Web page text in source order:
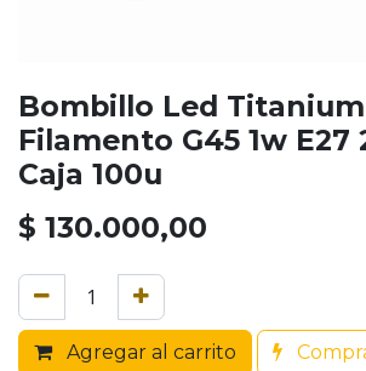
Bombillo Led Titanium
Filamento G45 1w E27
Caja 100u
$ 130.000,00
Agregar al carrito